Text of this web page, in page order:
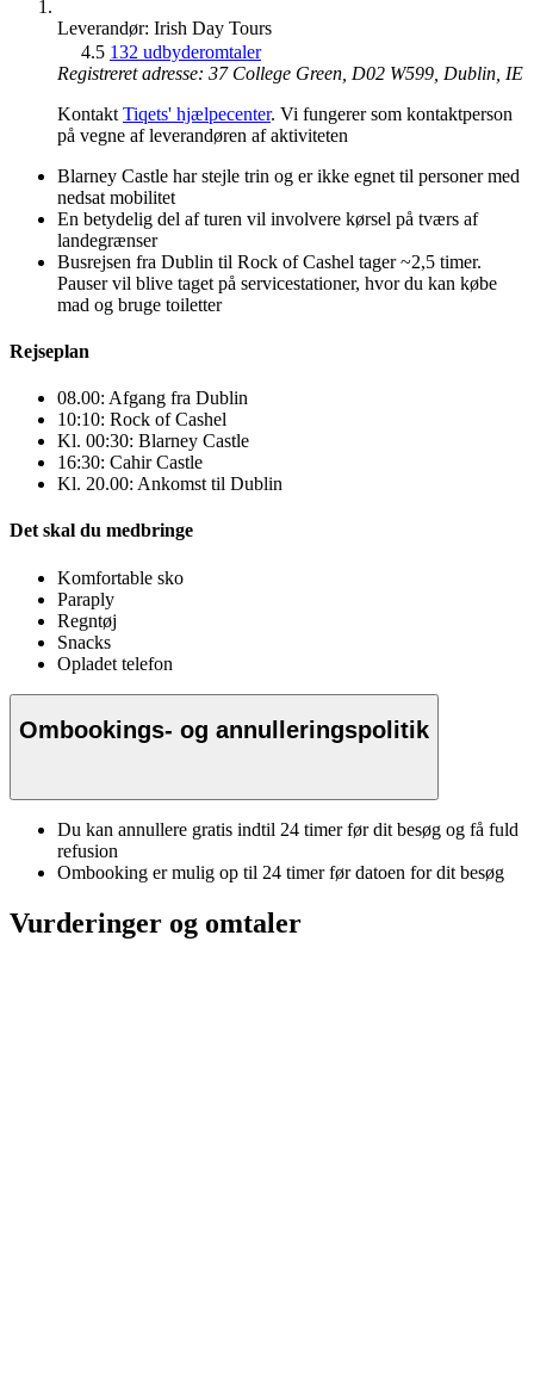
Leverandør: Irish Day Tours
4.5 132 udbyderomtaler
Registreret adresse: 37 College Green, D02 W599, Dublin, IE
Kontakt Tiqets' hjælpecenter. Vi fungerer som kontaktperson
på vegne af leverandøren af aktiviteten
Blarney Castle har stejle trin og er ikke egnet til personer med
nedsat mobilitet
En betydelig del af turen vil involvere kørsel på tværs af
landegrænser
Busrejsen fra Dublin til Rock of Cashel tager ~2,5 timer.
Pauser vil blive taget på servicestationer, hvor du kan købe
mad og bruge toiletter
Rejseplan
08.00: Afgang fra Dublin
10:10: Rock of Cashel
Kl. 00:30: Blarney Castle
16:30: Cahir Castle
Kl. 20.00: Ankomst til Dublin
Det skal du medbringe
Komfortable sko
Paraply
Regntøj
Snacks
Opladet telefon
Ombookings- og annulleringspolitik
Du kan annullere gratis indtil 24 timer før dit besøg og få fuld
refusion
Ombooking er mulig op til 24 timer før datoen for dit besøg
Vurderinger og omtaler